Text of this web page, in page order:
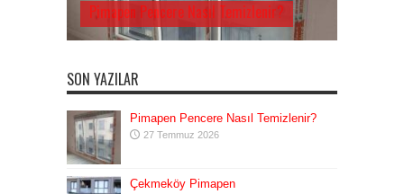
Pimapen Pencere Nasıl Temizlenir?
SON YAZILAR
Pimapen Pencere Nasıl Temizlenir?
27 Temmuz 2026
Çekmeköy Pimapen